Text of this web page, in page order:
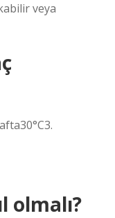
veya
olmalı?